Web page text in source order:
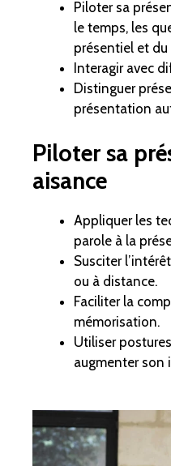
Piloter sa
le temps, les
présentiel et
Interagir avec
Distinguer
présentation
Piloter sa
aisance
Appliquer les
parole à la
Susciter
ou à distance.
Faciliter la
mémorisation.
Utiliser
augmenter son